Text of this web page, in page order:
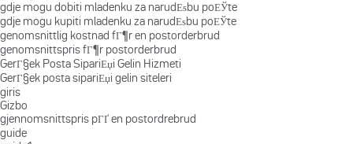
gdje mogu dobiti mladenku za narudЕѕbu poЕЎte
gdje mogu kupiti mladenku za narudЕѕbu poЕЎte
genomsnittlig kostnad fГ¶r en postorderbrud
genomsnittspris fГ¶r postorderbrud
GerГ§ek Posta SipariЕџi Gelin Hizmeti
GerГ§ek posta sipariЕџi gelin siteleri
giris
Gizbo
gjennomsnittspris pГҐ en postordrebrud
guide